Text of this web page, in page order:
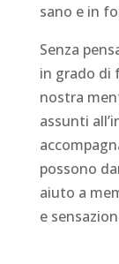
sano e in
Senza
in grado di
nostra
assunti
possono
aiuto a
e